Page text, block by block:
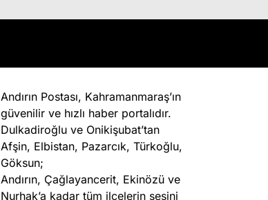
Andırın Postası, Kahramanmaraş’ın
güvenilir ve hızlı haber portalıdır.
Dulkadiroğlu ve Onikişubat’tan
Afşin, Elbistan, Pazarcık, Türkoğlu,
Göksun;
Andırın, Çağlayancerit, Ekinözü ve
Nurhak’a kadar tüm ilçelerin sesini